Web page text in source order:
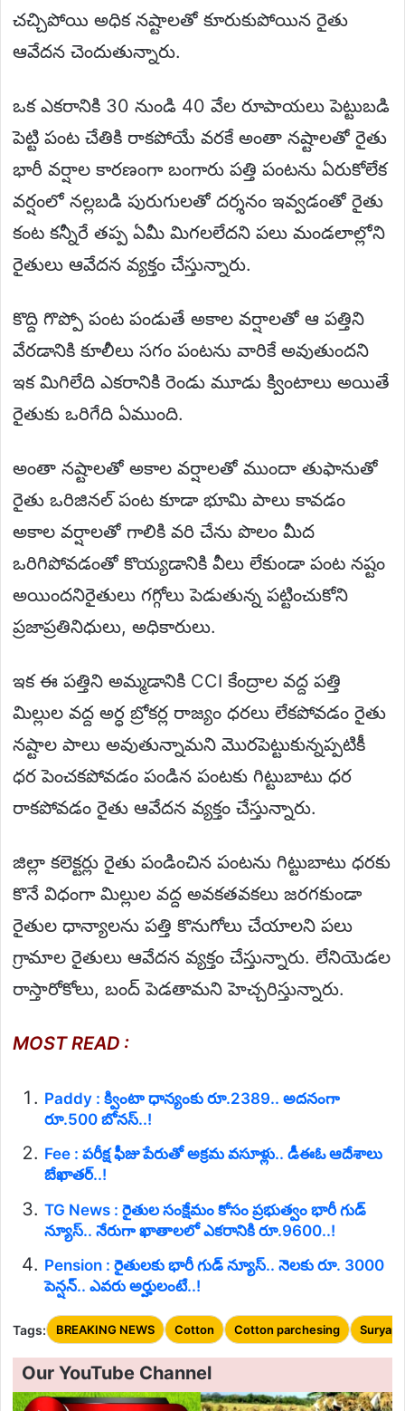
చచ్చిపోయి అధిక నష్టాలతో కూరుకుపోయిన రైతు
ఆవేదన చెందుతున్నారు.
ఒక ఎకరానికి 30 నుండి 40 వేల రూపాయలు పెట్టుబడి
పెట్టి పంట చేతికి రాకపోయే వరకే అంతా నష్టాలతో రైతు
భారీ వర్షాల కారణంగా బంగారు పత్తి పంటను ఏరుకోలేక
వర్షంలో నల్లబడి పురుగులతో దర్శనం ఇవ్వడంతో రైతు
కంట కన్నీరే తప్ప ఏమీ మిగలలేదని పలు మండలాల్లోని
రైతులు ఆవేదన వ్యక్తం చేస్తున్నారు.
కొద్ది గొప్పో పంట పండుతే అకాల వర్షాలతో ఆ పత్తిని
వేరడానికి కూలీలు సగం పంటను వారికే అవుతుందని
ఇక మిగిలేది ఎకరానికి రెండు మూడు క్వింటాలు అయితే
రైతుకు ఒరిగేది ఏముంది.
అంతా నష్టాలతో అకాల వర్షాలతో ముందా తుఫానుతో
రైతు ఒరిజినల్ పంట కూడా భూమి పాలు కావడం
అకాల వర్షాలతో గాలికి వరి చేను పొలం మీద
ఒరిగిపోవడంతో కొయ్యడానికి వీలు లేకుండా పంట నష్టం
అయిందనిరైతులు గగ్గోలు పెడుతున్న పట్టించుకోని
ప్రజాప్రతినిధులు, అధికారులు.
ఇక ఈ పత్తిని అమ్మడానికి CCI కేంద్రాల వద్ద పత్తి
మిల్లుల వద్ద అర్ధ బ్రోకర్ల రాజ్యం ధరలు లేకపోవడం రైతు
నష్టాల పాలు అవుతున్నామని మొరపెట్టుకున్నప్పటికీ
ధర పెంచకపోవడం పండిన పంటకు గిట్టుబాటు ధర
రాకపోవడం రైతు ఆవేదన వ్యక్తం చేస్తున్నారు.
జిల్లా కలెక్టర్లు రైతు పండించిన పంటను గిట్టుబాటు ధరకు
కొనే విధంగా మిల్లుల వద్ద అవకతవకలు జరగకుండా
రైతుల ధాన్యాలను పత్తి కొనుగోలు చేయాలని పలు
గ్రామాల రైతులు ఆవేదన వ్యక్తం చేస్తున్నారు. లేనియెడల
రాస్తారోకోలు, బంద్ పెడతామని హెచ్చరిస్తున్నారు.
MOST READ :
Paddy : క్వింటా ధాన్యంకు రూ.2389.. అదనంగా
రూ.500 బోనస్..!
Fee : పరీక్ష ఫీజు పేరుతో అక్రమ వసూళ్లు.. డీఈఓ ఆదేశాలు
బేఖాతర్..!
TG News : రైతుల సంక్షేమం కోసం ప్రభుత్వం భారీ గుడ్
న్యూస్.. నేరుగా ఖాతాలలో ఎకరానికి రూ.9600..!
Pension : రైతులకు భారీ గుడ్ న్యూస్.. నెలకు రూ. 3000
పెన్షన్.. ఎవరు అర్హులంటే..!
Tags: BREAKING NEWS Cotton Cotton parchesing
Our YouTube Channel